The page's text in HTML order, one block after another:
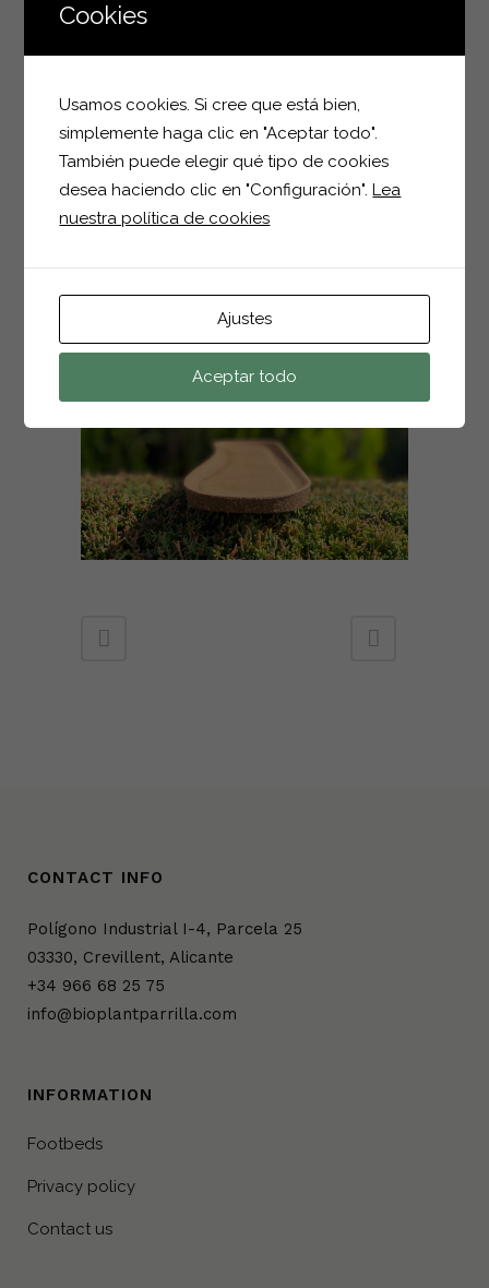
CONTACT INFO
Polígono Industrial I-4, Parcela 25
03330, Crevillent, Alicante
+34 966 68 25 75
info@bioplantparrilla.com
INFORMATION
Footbeds
Privacy policy
Contact us
Cookies
Usamos cookies. Si cree que está bien,
simplemente haga clic en "Aceptar todo".
También puede elegir qué tipo de cookies
desea haciendo clic en "Configuración".Lea
nuestra política de cookies
Ajustes
Aceptar todo